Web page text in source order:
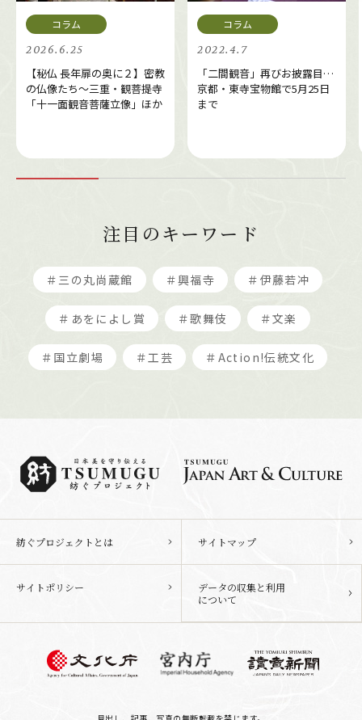
2026.6.25
【秘仏 長年扉の奥に２】密教
の仏像たち～三重・観菩提寺
「十一面観音菩薩立像」ほか
2022.4.7
「二間観音」再びお披露目…
京都・東寺宝物館で5月25日
まで
注目のキーワード
＃三の丸尚蔵館 ＃興福寺 ＃伊藤若冲
＃あをによし賞 ＃歌舞伎 ＃文楽
＃国立劇場 ＃工芸 ＃Action!伝統文化
紡ぐプロジェクトとは サイトマップ
サイトポリシー
データの収集と利用
について